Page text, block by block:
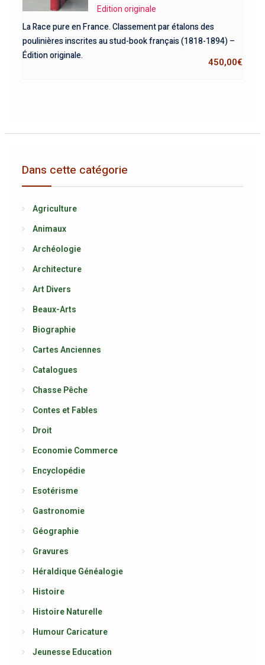
Edition originale
La Race pure en France. Classement par étalons des
poulinières inscrites au stud-book français (1818-1894) –
Édition originale.
450,00€
Dans cette catégorie
Agriculture
Animaux
Archéologie
Architecture
Art Divers
Beaux-Arts
Biographie
Cartes Anciennes
Catalogues
Chasse Pêche
Contes et Fables
Droit
Economie Commerce
Encyclopédie
Esotérisme
Gastronomie
Géographie
Gravures
Héraldique Généalogie
Histoire
Histoire Naturelle
Humour Caricature
Jeunesse Education